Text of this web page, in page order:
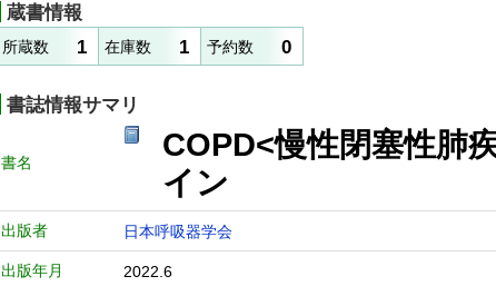
蔵書情報
所蔵数 1 在庫数 1 予約数 0
書誌情報サマリ
書名
COPD<慢性閉塞性肺
イン
出版者 日本呼吸器学会
出版年月 2022.6